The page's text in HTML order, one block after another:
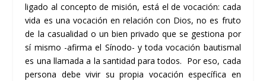
ligado al concepto de misión, está el de vocación: cada
vida es una vocación en relación con Dios, no es fruto
de la casualidad o un bien privado que se gestiona por
sí mismo -afirma el Sínodo- y toda vocación bautismal
es una llamada a la santidad para todos. Por eso, cada
persona debe vivir su propia vocación específica en